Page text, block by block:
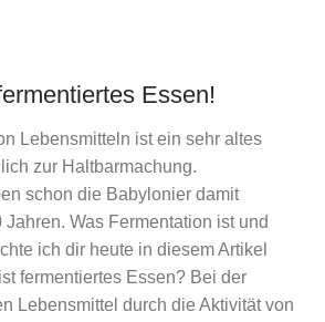
Essen!
Lebensmitteln ist ein sehr altes
zur Haltbarmachung.
schon die Babylonier damit
Was Fermentation ist und
ich dir heute in diesem Artikel
fermentiertes Essen? Bei der
Lebensmittel durch die Aktivität von